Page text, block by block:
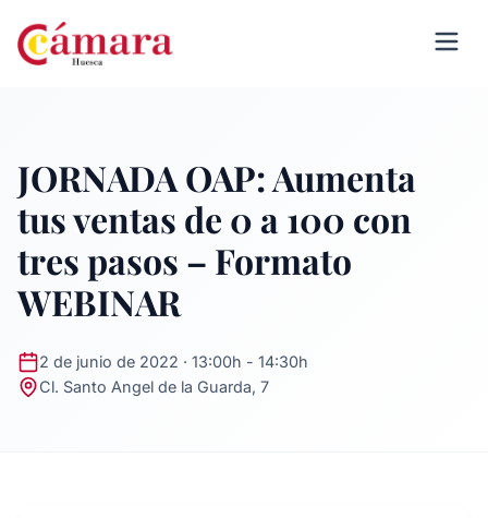
JORNADA OAP: Aumenta
tus ventas de 0 a 100 con
tres pasos – Formato
WEBINAR
2 de junio de 2022 · 13:00h - 14:30h
Cl. Santo Angel de la Guarda, 7